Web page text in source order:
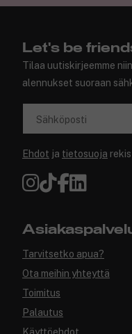
Let's be
Tilaa uutiskirjeemme
alennukset suoraan
Sähköposti
Ehdot ja tietosuoja
Tarvitsetko apua?
Ota meihin yhteyttä
Toimitus
Palautus